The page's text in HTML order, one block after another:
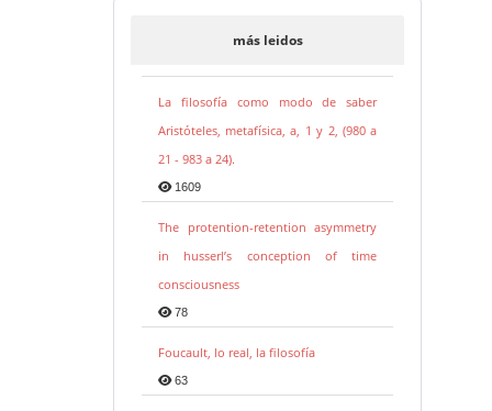
más leidos
La filosofía como modo de saber
Aristóteles, metafísica, a, 1 y 2, (980 a
21 - 983 a 24).
1609
The protention-retention asymmetry
in husserl’s conception of time
consciousness
78
Foucault, lo real, la filosofía
63